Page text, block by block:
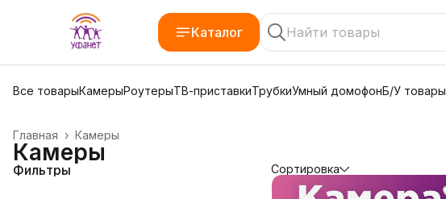
Каталог
Все товарыКамерыРоутерыТВ-приставкиТрубкиУмный домофонБ/У товары
Камеры
Главная ›
Камеры
Фильтры Сортировка